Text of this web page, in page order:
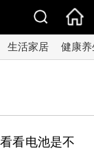
生活家居 健康养
看电池是不